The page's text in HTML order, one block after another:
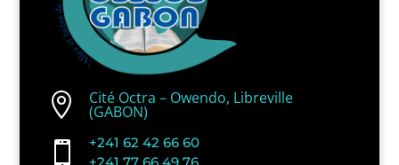
 Cité Octra – Owendo, Libreville
(GABON)

+241 62 42 66 60